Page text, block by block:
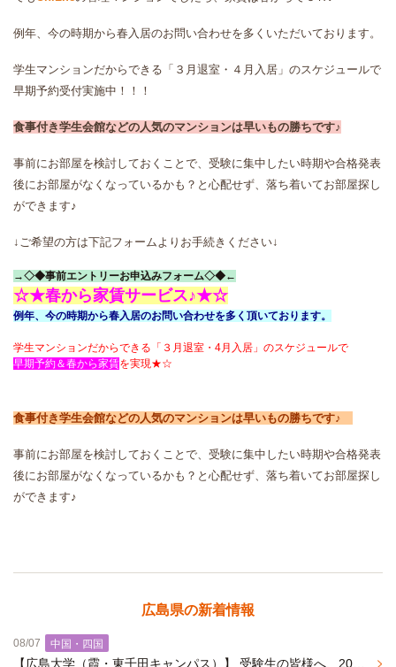
例年、今の時期から春入居のお問い合わせを多くいただいております。
学生マンションだからできる「３月退室・４月入居」のスケジュールで
早期予約受付実施中！！！
食事付き学生会館などの人気のマンションは早いもの勝ちです♪
事前にお部屋を検討しておくことで、受験に集中したい時期や合格発表
後にお部屋がなくなっているかも？と心配せず、落ち着いてお部屋探し
ができます♪
↓ご希望の方は下記フォームよりお手続きください↓
→◇◆事前エントリーお申込みフォーム◇◆←
☆★春から家賃サービス♪★☆
例年、今の時期から春入居のお問い合わせを多く頂いております。
学生マンションだからできる「３月退室・4月入居」 のスケジュールで
早期予約＆春から家賃を実現★☆
食事付き学生会館などの人気のマンションは早いもの勝ちです♪
事前にお部屋を検討しておくことで、受験に集中したい時期や合格発表
後にお部屋がなくなっているかも？と心配せず、落ち着いてお部屋探し
ができます♪
広島県の新着情報
08/07 中国・四国